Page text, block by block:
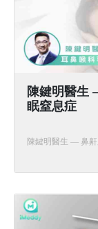
陳鍵明醫生
眠窒息症
陳鍵明醫生 — 鼻